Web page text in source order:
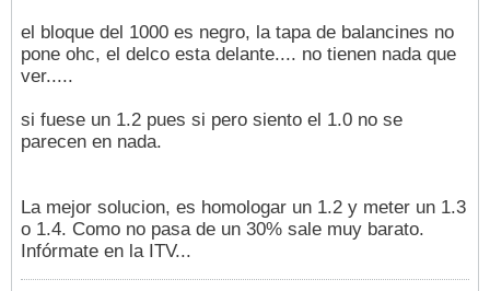
el bloque del 1000 es negro, la tapa de balancines no
pone ohc, el delco esta delante.... no tienen nada que
ver.....
si fuese un 1.2 pues si pero siento el 1.0 no se
parecen en nada.
La mejor solucion, es homologar un 1.2 y meter un 1.3
o 1.4. Como no pasa de un 30% sale muy barato.
Infórmate en la ITV...